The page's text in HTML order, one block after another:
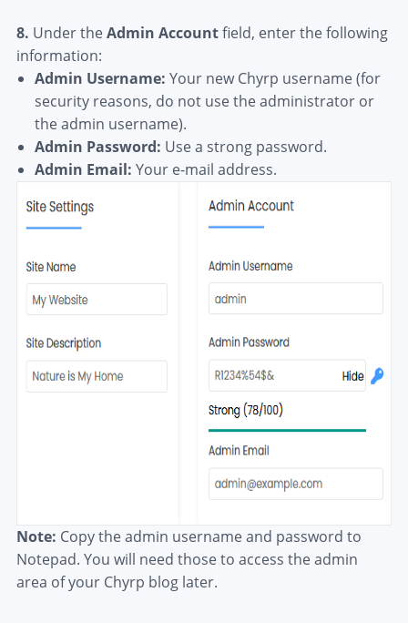
8. Under theAdmin Accountfield, enter the following
information:
Admin Username: Your new Chyrp username (for
security reasons, do not use the administrator or
the admin username).
Admin Password: Use a strong password.
Admin Email: Your e-mail address.
Note: Copy the admin username and password to
Notepad. You will need those to access the admin
area of your Chyrp blog later.